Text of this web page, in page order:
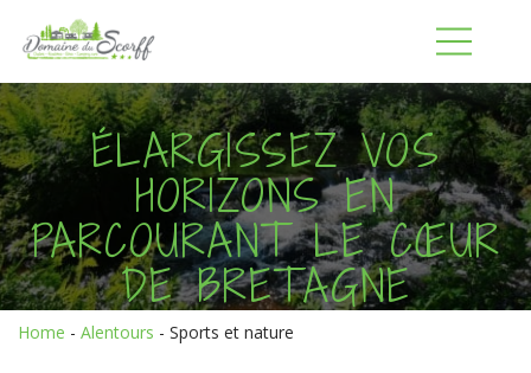
ÉLARGISSEZ VOS
HORIZONS EN
PARCOURANT LE CŒUR
DE BRETAGNE
Home - Alentours - Sports et nature